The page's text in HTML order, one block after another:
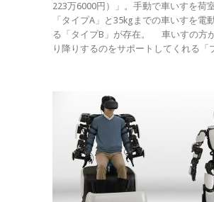
223万6000円）」。手動で車いすを荷
「タイプA」と35kgまでの車いすを電
る「タイプB」が存在。 車いすの方
り降りするのをサポートしてくれる「